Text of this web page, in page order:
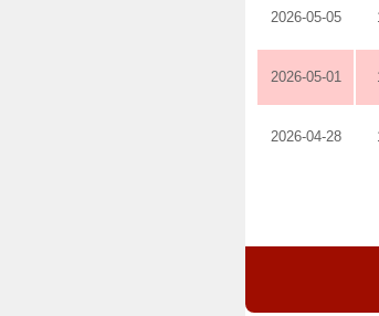
2026-05-05
2026-05-01
2026-04-28